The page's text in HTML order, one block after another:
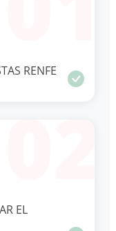
RENFE
EL